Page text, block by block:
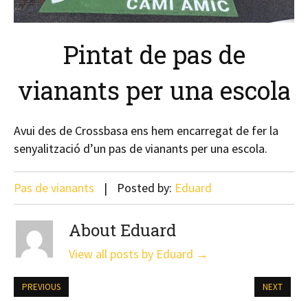
Pintat de pas de
vianants per una escola
Avui des de Crossbasa ens hem encarregat de fer la
senyalització d’un pas de vianants per una escola.
Pas de vianants Posted by: Eduard
About Eduard
View all posts by Eduard →
PREVIOUS NEXT